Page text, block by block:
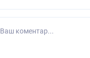
Ваш коментар...